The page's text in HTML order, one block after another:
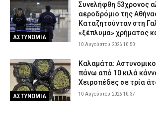
Προήχθησαν έξι αξιωματικοί της ΕΛ.ΑΣ. στην
νέοι τους βαθμοί
ΣΩΜΑΤΑ ΑΣΦΑΛΕΙΑΣ 9 Αυγούστου 2026 20:00
σημεία όπου απαγορεύεται το μπάνιο
ΕΙΔΗΣΕΙΣ 9 Αυγούστου 2026 19:43
Πυρκαγιά στο Νέο Μοναστήρι Δομοκού –
ΑΣΤΥΝΟΜΙΑ
Συνελήφθη 53χρονος
αεροδρόμιο της
Καταζητούνταν στη
«ξέπλυμα» χρήματος
10 Αυγούστου 2026 10:50
ΑΣΤΥΝΟΜΙΑ
Καλαμάτα:
πάνω από 10 κιλά
Χειροπέδες σε τρία
10 Αυγούστου 2026 10:37